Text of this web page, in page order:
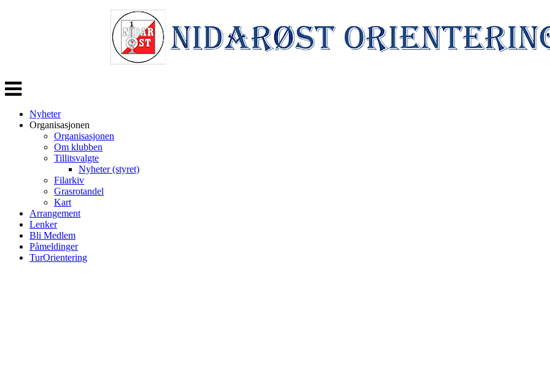
Veksle
navigasjon
Nyheter
Organisasjonen
Organisasjonen
Om klubben
Tillitsvalgte
Nyheter (styret)
Filarkiv
Grasrotandel
Kart
Arrangement
Lenker
Bli Medlem
Påmeldinger
TurOrientering